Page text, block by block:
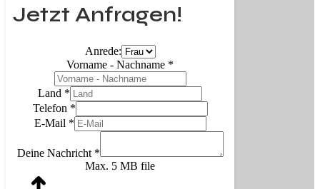
Jetzt Anfragen!
Anrede:
Vorname - Nachname *
Land *
Telefon *
E-Mail *
Deine Nachricht *
Max. 5 MB file